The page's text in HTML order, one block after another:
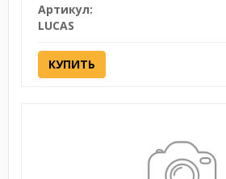
Артикул:
LUCAS
КУПИТЬ